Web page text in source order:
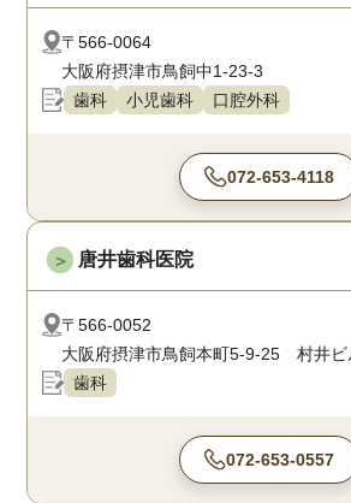
〒566-0064
大阪府摂津市鳥飼中1-23-3
歯科
小児歯科 口腔外科
072-653-4118
＞ 唐井歯科医院
〒566-0052
大阪府摂津市鳥飼本町5-9-25 村井ビ
歯科
072-653-0557